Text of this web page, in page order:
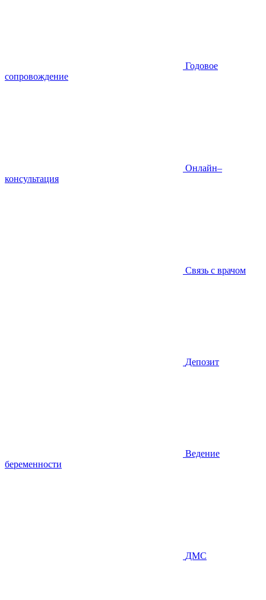
Годовое
сопровождение
Онлайн–
консультация
Связь с врачом
Депозит
Ведение
беременности
ДМС